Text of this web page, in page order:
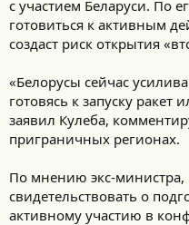
с участием Беларуси. По
готовиться к активным
создаст риск открытия
«Белорусы сейчас
готовясь к запуску
заявил Кулеба,
приграничных регионах.
По мнению экс-
свидетельствовать о
активному участию в